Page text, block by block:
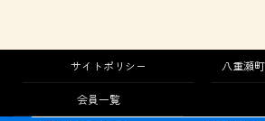
サイトポリシー 八重瀬
会員一覧